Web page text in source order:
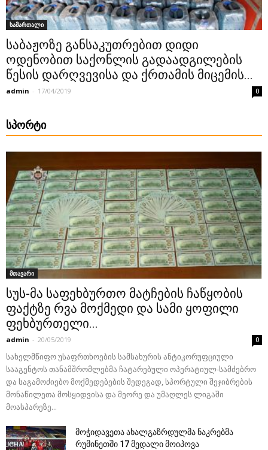
სამართალი
საბაჟოზე განსაკუთრებით დიდი
ოდენობით საქონლის გადაადგილების
წესის დარღვევისა და ქრთამის მიცემის...
admin - 17/04/2019 0
ᲡᲞᲝᲠᲢᲘ
მთავარი
სუს-მა საფეხბურთო მატჩების ჩაწყობის
ფაქტზე რვა მოქმედი და სამი ყოფილი
ფეხბურთელი...
admin - 20/05/2019 0
სახელმწიფო უსაფრთხოების სამსახურის ანტიკორუფციული
სააგენტოს თანამშრომლებმა ჩატარებული ოპერატიულ-სამძებრო
და საგამოძიებო მოქმედებების შედეგად, სპორტული შეჯიბრების
მონაწილეთა მოსყიდვისა და მეორე და უმაღლეს ლიგაში
მოასპარეზე...
მოჭიდავეთა ახალგაზრდულმა ნაკრებმა
რუმინეთში 17 მედალი მოიპოვა